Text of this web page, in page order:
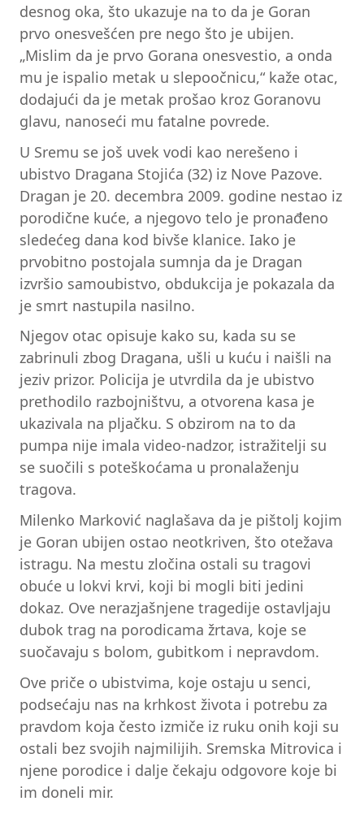
desnog oka, što ukazuje na to da je Goran
prvo onesvešćen pre nego što je ubijen.
„Mislim da je prvo Gorana onesvestio, a onda
mu je ispalio metak u slepoočnicu,“ kaže otac,
dodajući da je metak prošao kroz Goranovu
glavu, nanoseći mu fatalne povrede.
U Sremu se još uvek vodi kao nerešeno i
ubistvo Dragana Stojića (32) iz Nove Pazove.
Dragan je 20. decembra 2009. godine nestao iz
porodične kuće, a njegovo telo je pronađeno
sledećeg dana kod bivše klanice. Iako je
prvobitno postojala sumnja da je Dragan
izvršio samoubistvo, obdukcija je pokazala da
je smrt nastupila nasilno.
Njegov otac opisuje kako su, kada su se
zabrinuli zbog Dragana, ušli u kuću i naišli na
jeziv prizor. Policija je utvrdila da je ubistvo
prethodilo razbojništvu, a otvorena kasa je
ukazivala na pljačku. S obzirom na to da
pumpa nije imala video-nadzor, istražitelji su
se suočili s poteškoćama u pronalaženju
tragova.
Milenko Marković naglašava da je pištolj kojim
je Goran ubijen ostao neotkriven, što otežava
istragu. Na mestu zločina ostali su tragovi
obuće u lokvi krvi, koji bi mogli biti jedini
dokaz. Ove nerazjašnjene tragedije ostavljaju
dubok trag na porodicama žrtava, koje se
suočavaju s bolom, gubitkom i nepravdom.
Ove priče o ubistvima, koje ostaju u senci,
podsećaju nas na krhkost života i potrebu za
pravdom koja često izmiče iz ruku onih koji su
ostali bez svojih najmilijih. Sremska Mitrovica i
njene porodice i dalje čekaju odgovore koje bi
im doneli mir.